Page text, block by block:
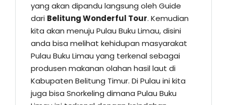
yang akan dipandu langsung oleh Guide
dari Belitung Wonderful Tour. Kemudian
kita akan menuju Pulau Buku Limau, disini
anda bisa melihat kehidupan masyarakat
Pulau Buku Limau yang terkenal sebagai
produsen makanan olahan hasil laut di
Kabupaten Belitung Timur. Di Pulau ini kita
juga bisa Snorkeling dimana Pulau Buku